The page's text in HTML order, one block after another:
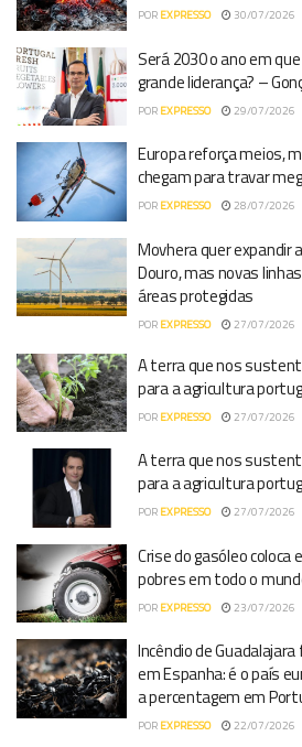
POR EXPRESSO 30/07/2026
Será 2030 o ano em
grande liderança? –
POR EXPRESSO 29/07/2026
Europa reforça meios,
chegam para travar
POR EXPRESSO 28/07/2026
Movhera quer expandir
Douro, mas novas
áreas protegidas
POR EXPRESSO 27/07/2026
A terra que nos
para a agricultura
POR EXPRESSO 27/07/2026
A terra que nos
para a agricultura
POR EXPRESSO 27/07/2026
Crise do gasóleo coloca
pobres em todo o
POR EXPRESSO 23/07/2026
Incêndio de
em Espanha: é o país
a percentagem em
POR EXPRESSO 22/07/2026